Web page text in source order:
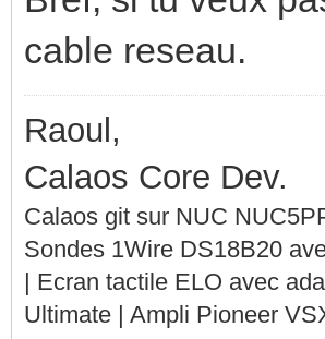
cable reseau.
Raoul,
Calaos Core Dev.
Calaos git sur NUC
Sondes 1Wire DS18B20
| Ecran tactile ELO avec
Ultimate | Ampli Pioneer